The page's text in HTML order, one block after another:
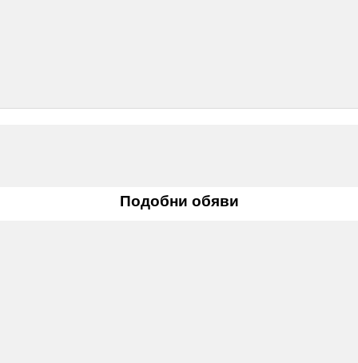
Подобни обяви